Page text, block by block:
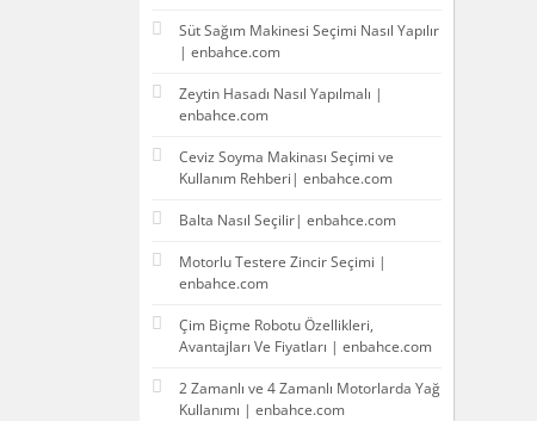
Süt Sağım Makinesi Seçimi Nasıl Yapılır
| enbahce.com
Zeytin Hasadı Nasıl Yapılmalı |
enbahce.com
Ceviz Soyma Makinası Seçimi ve
Kullanım Rehberi| enbahce.com
Balta Nasıl Seçilir| enbahce.com
Motorlu Testere Zincir Seçimi |
enbahce.com
Çim Biçme Robotu Özellikleri,
Avantajları Ve Fiyatları | enbahce.com
2 Zamanlı ve 4 Zamanlı Motorlarda Yağ
Kullanımı | enbahce.com